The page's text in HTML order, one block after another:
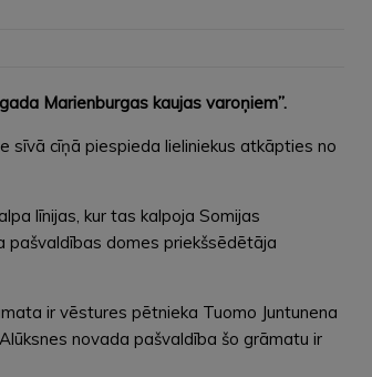
Marienburgas kaujas varoņiem”.
sīvā cīņā piespieda lieliniekus atkāpties no
līnijas, kur tas kalpoja Somijas
pašvaldības domes priekšsēdētāja
ir vēstures pētnieka Tuomo Juntunena
novada pašvaldība šo grāmatu ir